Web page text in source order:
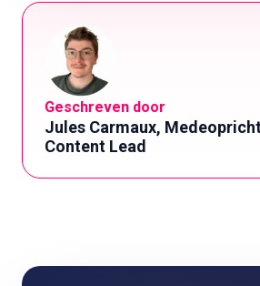
Geschreven door
Jules Carmaux,
Content Lead